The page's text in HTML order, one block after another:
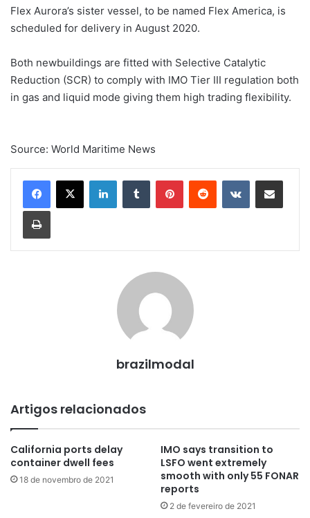
Flex Aurora’s sister vessel, to be named Flex America, is
scheduled for delivery in August 2020.
Both newbuildings are fitted with Selective Catalytic
Reduction (SCR) to comply with IMO Tier III regulation both
in gas and liquid mode giving them high trading flexibility.
Source: World Maritime News
LinkedinTumblr PinterestReddit VK Compartilhar via e-mail
Imprimir
brazilmodal
Artigos relacionados
California ports delay
container dwell fees
18 de novembro de 2021
IMO says transition to
LSFO went extremely
smooth with only 55 FONAR
reports
2 de fevereiro de 2021